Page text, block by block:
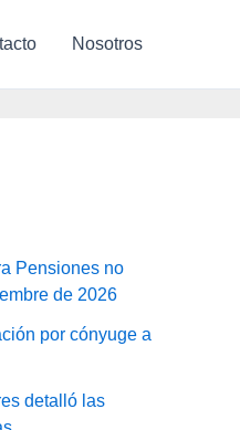
Nosotros
Pensiones no
de 2026
por cónyuge a
detalló las